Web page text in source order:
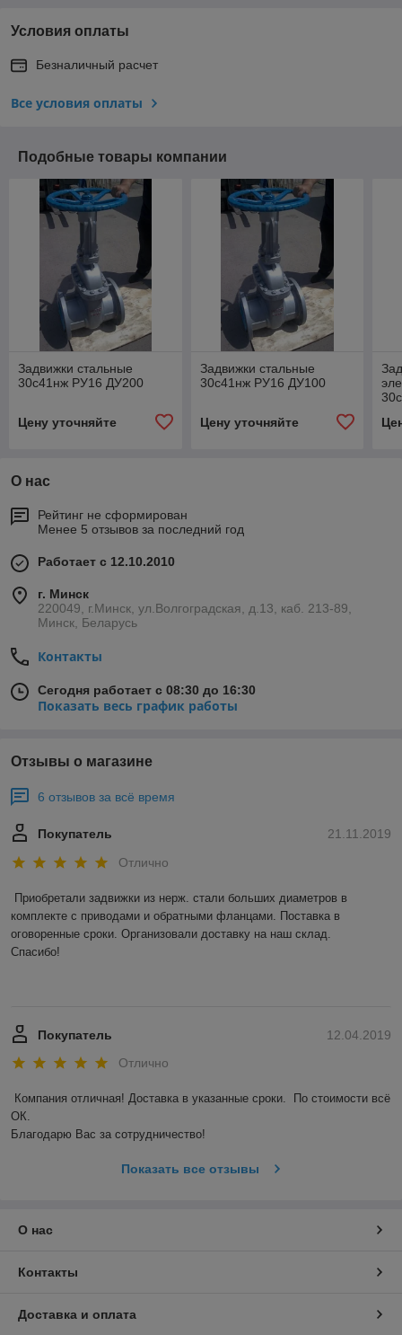
Условия оплаты
Безналичный расчет
Все условия оплаты
Подобные товары компании
Задвижки стальные
30с41нж РУ16 ДУ200
Цену уточняйте
Задвижки стальные
30с41нж РУ16 ДУ100
Цену уточняйте
О нас
Рейтинг не сформирован
Менее 5 отзывов за последний год
Работает с 12.10.2010
г. Минск
220049, г.Минск, ул.Волгоградская, д.13, каб. 213-89,
Минск, Беларусь
Контакты
Сегодня работает с 08:30 до 16:30
Показать весь график работы
Отзывы о магазине
6 отзывов за всё время
21.11.2019
Покупатель
Отлично
Приобретали задвижки из нерж. стали больших диаметров в
комплекте с приводами и обратными фланцами. Поставка в
оговоренные сроки. Организовали доставку на наш склад.
Спасибо!
12.04.2019
Покупатель
Отлично
Компания отличная! Доставка в указанные сроки.  По стоимости всё
ОК.
Благодарю Вас за сотрудничество!
Показать все отзывы
О нас
Контакты
Доставка и оплата